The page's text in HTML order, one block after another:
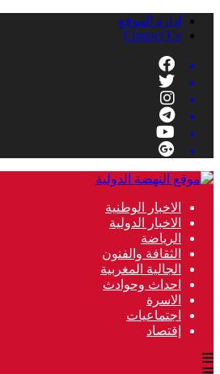
إدارة الموقع
Contact Us
الاخبار الوطنية
الاخبار الدولية
الرياضة
الثقافة والفنون
الجالية المغربية
احداث وحوادث
الاسرة
اجتماعيات
إقتصاد